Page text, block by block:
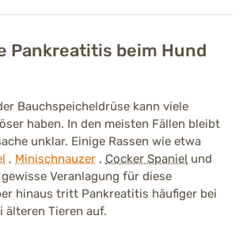
Pankreatitis beim Hund
Bauchspeicheldrüse kann viele
haben. In den meisten Fällen bleibt
unklar. Einige Rassen wie etwa
, Minischnauzer , Cocker Spaniel und
Veranlagung für diese
hinaus tritt Pankreatitis häufiger bei
älteren Tieren auf.